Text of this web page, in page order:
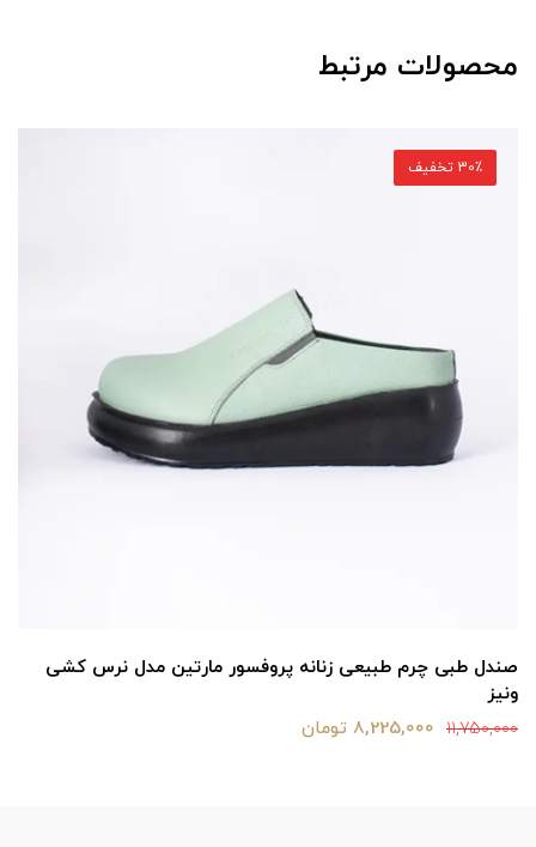
محصولات مرتبط
صندل طبی چرم طبیعی زنانه پروفسور مارتین مدل نرس کشی
ونیز
11,750,000 8,225,000 تومان
30٪ تخفیف